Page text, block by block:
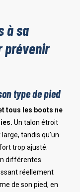
à sa
prévenir
type de pied
tous les boots ne
Un talon étroit
tandis qu’un
trop ajusté.
différentes
réellement
de son pied, en